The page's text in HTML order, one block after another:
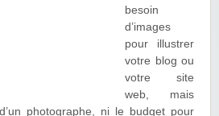
besoin
d’images
pour illustrer
votre blog ou
votre site
web, mais
photographe, ni le budget pour